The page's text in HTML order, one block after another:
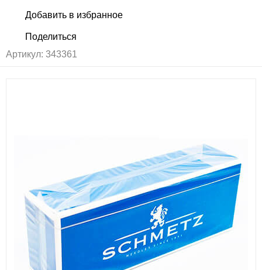
Артикул: 343361